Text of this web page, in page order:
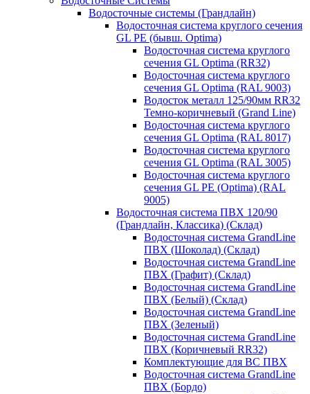
Водосточные системы (Грандлайн)
Водосточная система круглого сечения
GL PE (бывш. Optima)
Водосточная система круглого
сечения GL Optima (RR32)
Водосточная система круглого
сечения GL Optima (RAL 9003)
Водосток металл 125/90мм RR32
Темно-коричневый (Grand Line)
Водосточная система круглого
сечения GL Optima (RAL 8017)
Водосточная система круглого
сечения GL Optima (RAL 3005)
Водосточная система круглого
сечения GL PE (Optima) (RAL
9005)
Водосточная система ПВХ 120/90
(Грандлайн, Классика) (Склад)
Водосточная система GrandLine
ПВХ (Шоколад) (Склад)
Водосточная система GrandLine
ПВХ (Графит) (Склад)
Водосточная система GrandLine
ПВХ (Белый) (Склад)
Водосточная система GrandLine
ПВХ (Зеленый)
Водосточная система GrandLine
ПВХ (Коричневый RR32)
Комплектующие для ВС ПВХ
Водосточная система GrandLine
ПВХ (Бордо)